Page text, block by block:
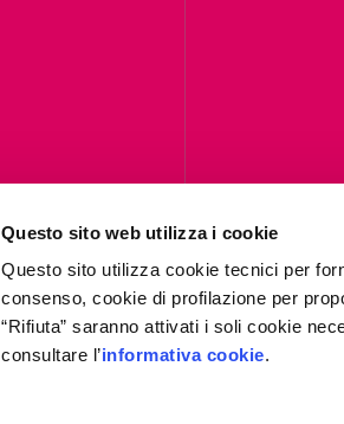
Questo sito web utilizza i cookie
Questo sito utilizza cookie tecnici per
consenso, cookie di profilazione per
“Rifiuta” saranno attivati i soli cookie
consultare l’informativa cookie.